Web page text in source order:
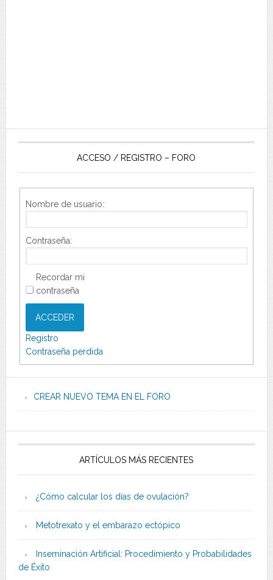
ACCESO / REGISTRO – FORO
Nombre de usuario:
Contraseña:
Recordar mi
contraseña
ACCEDER
Registro
Contraseña perdida
CREAR NUEVO TEMA EN EL FORO
ARTÍCULOS MÁS RECIENTES
¿Cómo calcular los días de ovulación?
Metotrexato y el embarazo ectópico
Inseminación Artificial: Procedimiento y Probabilidades
de Éxito